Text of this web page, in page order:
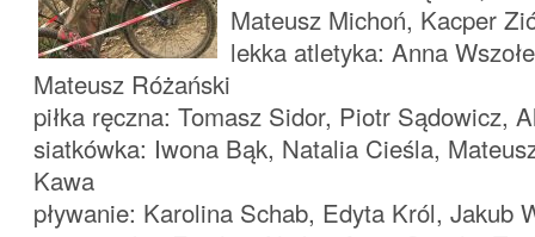
Mateusz Michoń, Kacper
lekka atletyka: Anna
Mateusz Różański
piłka ręczna: Tomasz Sidor, Piotr Sądowicz,
siatkówka: Iwona Bąk, Natalia Cieśla,
Kawa
pływanie: Karolina Schab, Edyta Król, Jakub